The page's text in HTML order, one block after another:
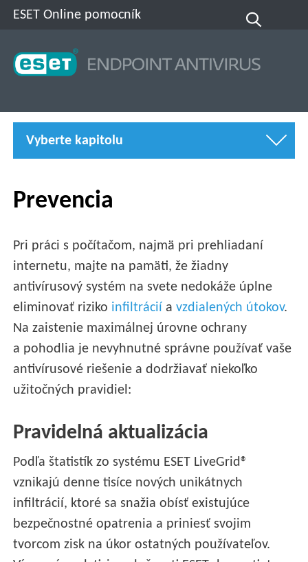
ESET Online pomocník
Vyberte kapitolu
Prevencia
Pri práci s počítačom, najmä pri prehliadaní
internetu, majte na pamäti, že žiadny
antivírusový systém na svete nedokáže úplne
eliminovať riziko infiltrácií avzdialených útokov.
Na zaistenie maximálnej úrovne ochrany
a pohodlia je nevyhnutné správne používať vaše
antivírusové riešenie a dodržiavať niekoľko
užitočných pravidiel:
Pravidelná aktualizácia
Podľa štatistík zo systému ESET LiveGrid®
vznikajú denne tisíce nových unikátnych
infiltrácií, ktoré sa snažia obísť existujúce
bezpečnostné opatrenia a priniesť svojim
tvorcom zisk na úkor ostatných používateľov.